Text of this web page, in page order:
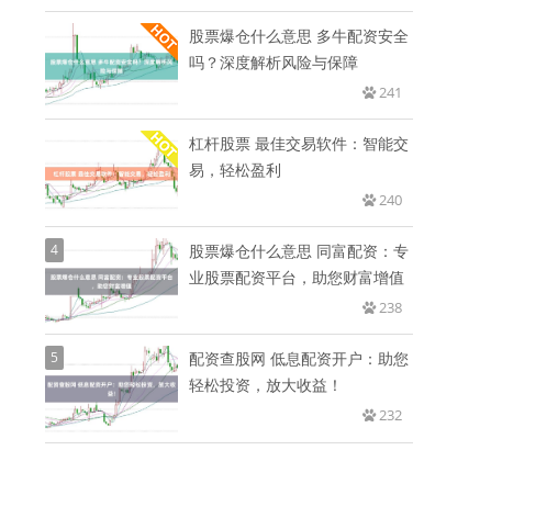
股票爆仓什么意思 多牛配资安全
吗？深度解析风险与保障
241
杠杆股票 最佳交易软件：智能交
易，轻松盈利
240
4
股票爆仓什么意思 同富配资：专
业股票配资平台，助您财富增值
238
5
配资查股网 低息配资开户：助您
轻松投资，放大收益！
232